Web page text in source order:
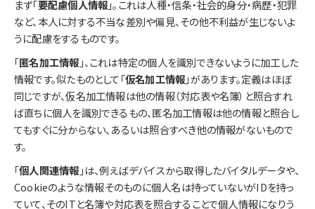
まず「要配慮個人情報」。これは人種・信条・社会的身分・病歴・犯罪
など、本人に対する不当な差別や偏見、その他不利益が生じないよ
うに配慮をするものです。
「匿名加工情報」、これは特定の個人を識別できないように加工した
情報です。似たものとして「仮名加工情報」があります。定義はほぼ
同じですが、仮名加工情報は他の情報（対応表や名簿）と照合すれ
ば直ちに個人を識別できるもの、匿名加工情報は他の情報と照合し
てもすぐに分からない、あるいは照合すべき他の情報がないもので
す。
「個人関連情報」は、例えばデバイスから取得したバイタルデータや、
Cookieのような情報そのものに個人名は持っていないがIDを持っ
ていて、そのITと名簿や対応表を照合することで個人情報になりう